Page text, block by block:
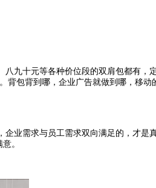
九十元等各种价位段的双肩包都有，
包背到哪，企业广告就做到哪，移动
需求与员工需求双向满足的，才是
。